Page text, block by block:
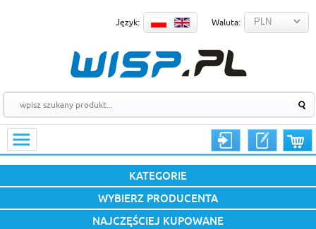
Język: Waluta:
KATEGORIE
WYBIERZ PRODUCENTA
NAJCZĘŚCIEJ KUPOWANE